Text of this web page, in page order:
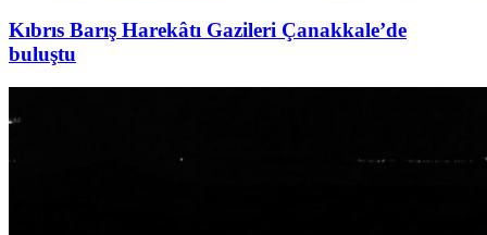
Kıbrıs Barış Harekâtı Gazileri Çanakkale’de
buluştu